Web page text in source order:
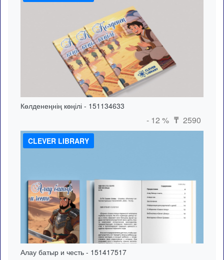
Көлденеңнің көңілі - 151134633
- 12 % ₸ 2590
CLEVER LIBRARY
Алау батыр и честь - 151417517